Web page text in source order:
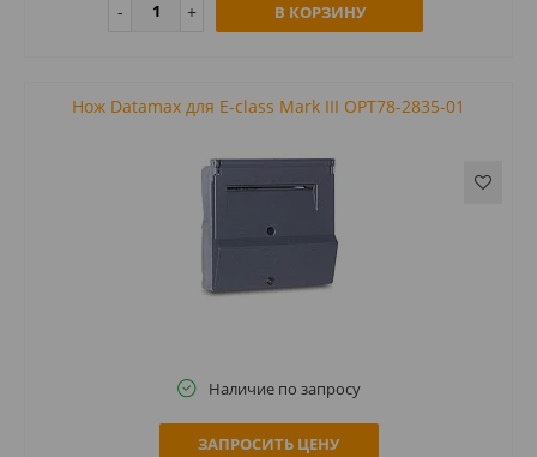
В КОРЗИНУ
Нож Datamax для E-class Mark III OPT78-2835-01
Наличие по запросу
ЗАПРОСИТЬ ЦЕНУ